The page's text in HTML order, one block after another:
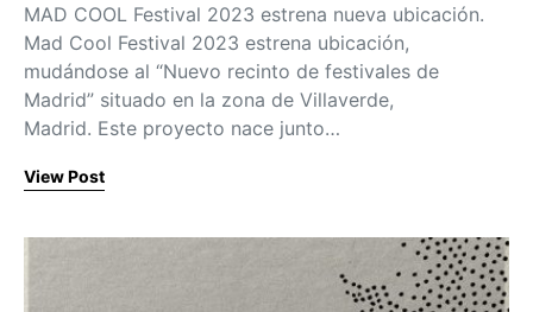
MAD COOL Festival 2023 estrena nueva ubicación.
Mad Cool Festival 2023 estrena ubicación,
mudándose al “Nuevo recinto de festivales de
Madrid” situado en la zona de Villaverde,
Madrid. Este proyecto nace junto…
View Post